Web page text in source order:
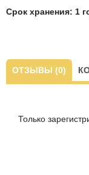
Срок хранения: 1
ОТЗЫВЫ (0)
Только